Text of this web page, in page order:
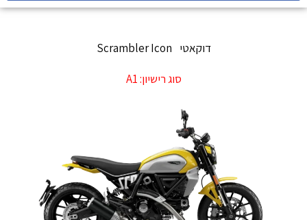
דוקאטי Scrambler Icon
סוג רישיון:A1